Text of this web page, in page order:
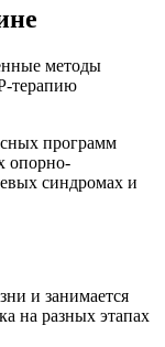
методы
терапию
программ
опорно-
синдромах и
и занимается
на разных этапах